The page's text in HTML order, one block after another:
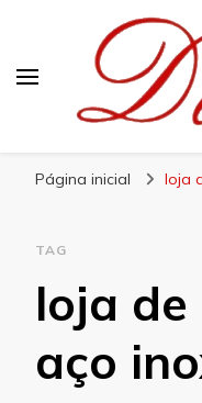
Página inicial loja
TAG
loja
aço